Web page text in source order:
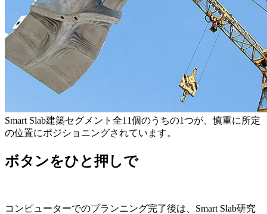
Smart Slab建築セグメント全11個のうちの1つが、慎重に所定
の位置にポジショニングされています。
ボタンをひと押しで
コンピューターでのプランニング完了後は、Smart Slab研究